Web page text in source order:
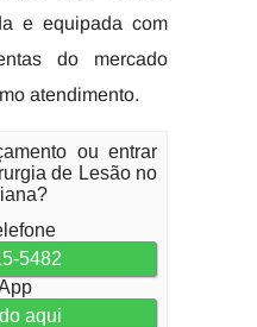
e equipada com
do mercado
atendimento.
ou entrar
de Lesão no
5482
aqui